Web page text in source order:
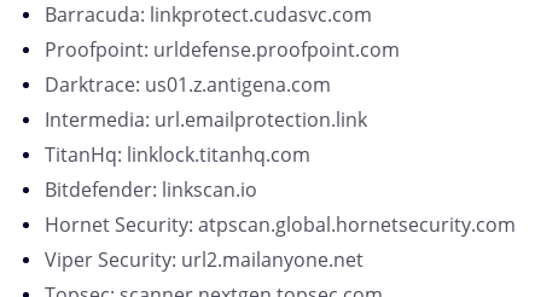
Barracuda: linkprotect.cudasvc.com
Proofpoint: urldefense.proofpoint.com
Darktrace: us01.z.antigena.com
Intermedia: url.emailprotection.link
TitanHq: linklock.titanhq.com
Bitdefender: linkscan.io
Hornet Security: atpscan.global.hornetsecurity.com
Viper Security: url2.mailanyone.net